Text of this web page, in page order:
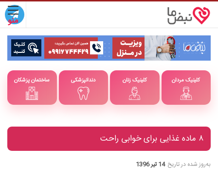
ساختمان پزشکان دندانپزشکی کلینیک زنان کلینیک مردان
۸ ماده غذایی برای خوابی راحت
به‌روز شده در تاریخ 14 تیر 1396